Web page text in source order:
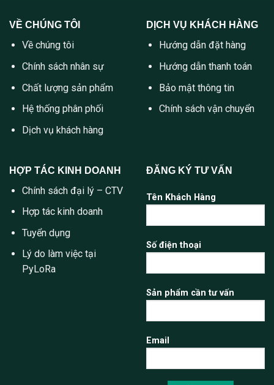
VỀ CHÚNG TÔI
Về chúng tôi
Chính sách nhân sự
Chất lượng sản phẩm
Hệ thống phân phối
Dịch vụ khách hàng
DỊCH VỤ KHÁCH HÀNG
Hướng dẫn đặt hàng
Hướng dẫn thanh toán
Bảo mật thông tin
Chính sách vận chuyển
HỢP TÁC KINH DOANH
Chính sách đại lý – CTV
Hợp tác kinh doanh
Tuyển dụng
Lý do làm việc tại
PyLoRa
ĐĂNG KÝ TƯ VẤN
Tên Khách Hàng
Số điện thoại
Sản phẩm cần tư vấn
Email